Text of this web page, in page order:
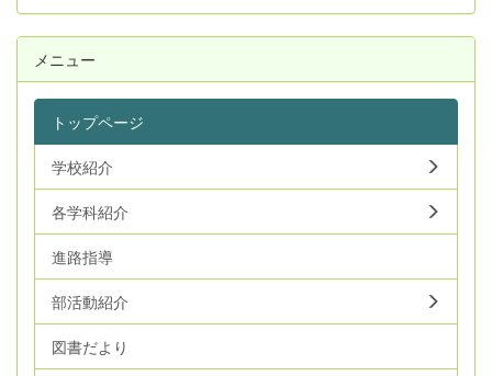
メニュー
トップページ
学校紹介
各学科紹介
進路指導
部活動紹介
図書だより